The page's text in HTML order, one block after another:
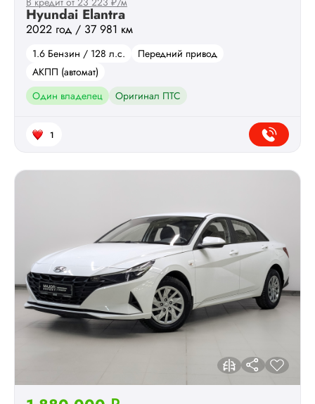
Hyundai Elantra
2022 год / 37 981 км
1.6 Бензин / 128 л.с.
Передний привод
АКПП (автомат)
Один владелец
Оригинал ПТС
1